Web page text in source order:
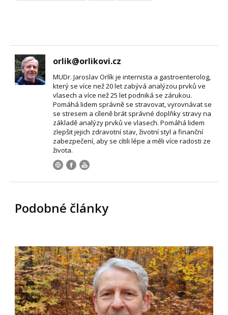
orlik@orlikovi.cz
MUDr. Jaroslav Orlík je internista a gastroenterolog,
který se více než 20 let zabývá analýzou prvků ve
vlasech a více než 25 let podniká se zárukou.
Pomáhá lidem správně se stravovat, vyrovnávat se
se stresem a cíleně brát správné doplňky stravy na
základě analýzy prvků ve vlasech. Pomáhá lidem
zlepšit jejich zdravotní stav, životní styl a finanční
zabezpečení, aby se cítili lépe a měli více radosti ze
života.
Podobné články